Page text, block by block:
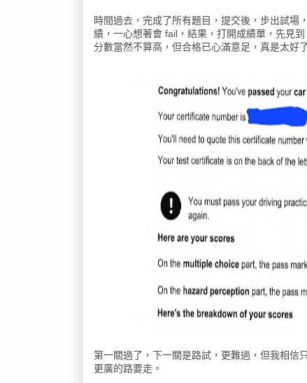
時間過去，完成了所有題目，提交後，步出試
績，一心想著會 fail，結果，打開成績單，先見
分數當然不算高，但合格已心滿意足，真是太好
第一關過了，下一關是路試，更難過，但我相信
更廣的路要走。